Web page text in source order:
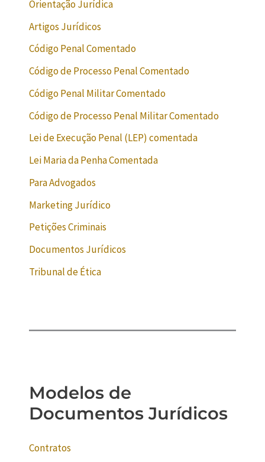
Orientação Jurídica
Artigos Jurídicos
Código Penal Comentado
Código de Processo Penal Comentado
Código Penal Militar Comentado
Código de Processo Penal Militar Comentado
Lei de Execução Penal (LEP) comentada
Lei Maria da Penha Comentada
Para Advogados
Marketing Jurídico
Petições Criminais
Documentos Jurídicos
Tribunal de Ética
Modelos de
Documentos Jurídicos
Contratos